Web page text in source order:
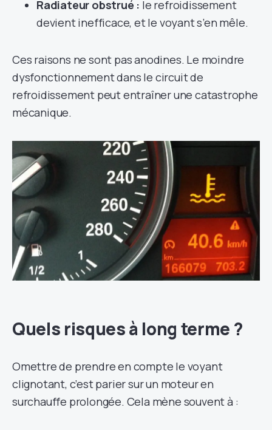
Radiateur obstrué : le refroidissement
devient inefficace, et le voyant s’en mêle.
Ces raisons ne sont pas anodines. Le moindre
dysfonctionnement dans le circuit de
refroidissement peut entraîner une catastrophe
mécanique.
Quels risques à long terme ?
Omettre de prendre en compte le voyant
clignotant, c’est parier sur un moteur en
surchauffe prolongée. Cela mène souvent à :